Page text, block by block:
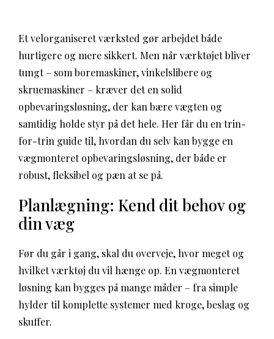
Et velorganiseret værksted gør arbejdet både
hurtigere og mere sikkert. Men når værktøjet bliver
tungt – som boremaskiner, vinkelslibere og
skruemaskiner – kræver det en solid
opbevaringsløsning, der kan bære vægten og
samtidig holde styr på det hele. Her får du en trin-
for-trin guide til, hvordan du selv kan bygge en
vægmonteret opbevaringsløsning, der både er
robust, fleksibel og pæn at se på.
Planlægning: Kend dit behov og
din væg
Før du går i gang, skal du overveje, hvor meget og
hvilket værktøj du vil hænge op. En vægmonteret
løsning kan bygges på mange måder – fra simple
hylder til komplette systemer med kroge, beslag og
skuffer.